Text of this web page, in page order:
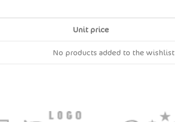
Unit price
No products added to the wishlist